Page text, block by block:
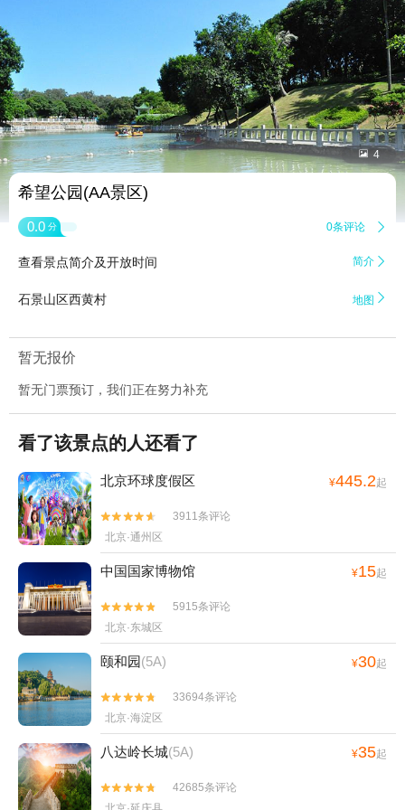
 4
希望公园(AA景区)
0.0 分 0条评论 
查看景点简介及开放时间 简介 
石景山区西黄村 地图 
暂无报价
暂无门票预订，我们正在努力补充
看了该景点的人还看了
北京环球度假区 ¥445.2起


3911条评论
北京·通州区
中国国家博物馆 ¥15起


5915条评论
北京·东城区
颐和园(5A) ¥30起


33694条评论
北京·海淀区
八达岭长城(5A) ¥35起


42685条评论